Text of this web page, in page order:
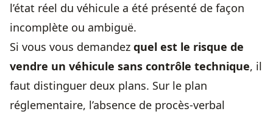
l’état réel du véhicule a été présenté de façon
incomplète ou ambiguë.
Si vous vous demandez quel est le risque de
vendre un véhicule sans contrôle technique, il
faut distinguer deux plans. Sur le plan
réglementaire, l’absence de procès-verbal